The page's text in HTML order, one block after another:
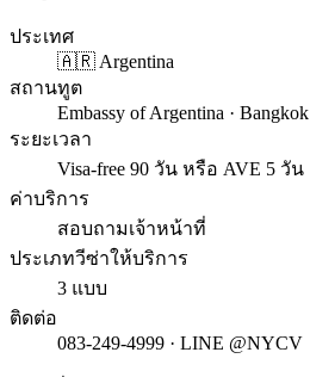
ประเทศ
🇦🇷 Argentina
สถานทูต
Embassy of Argentina · Bangkok
ระยะเวลา
Visa-free 90 วัน หรือ AVE 5 วัน
ค่าบริการ
สอบถามเจ้าหน้าที่
ประเภทวีซ่าให้บริการ
3 แบบ
ติดต่อ
083-249-4999 · LINE @NYCV